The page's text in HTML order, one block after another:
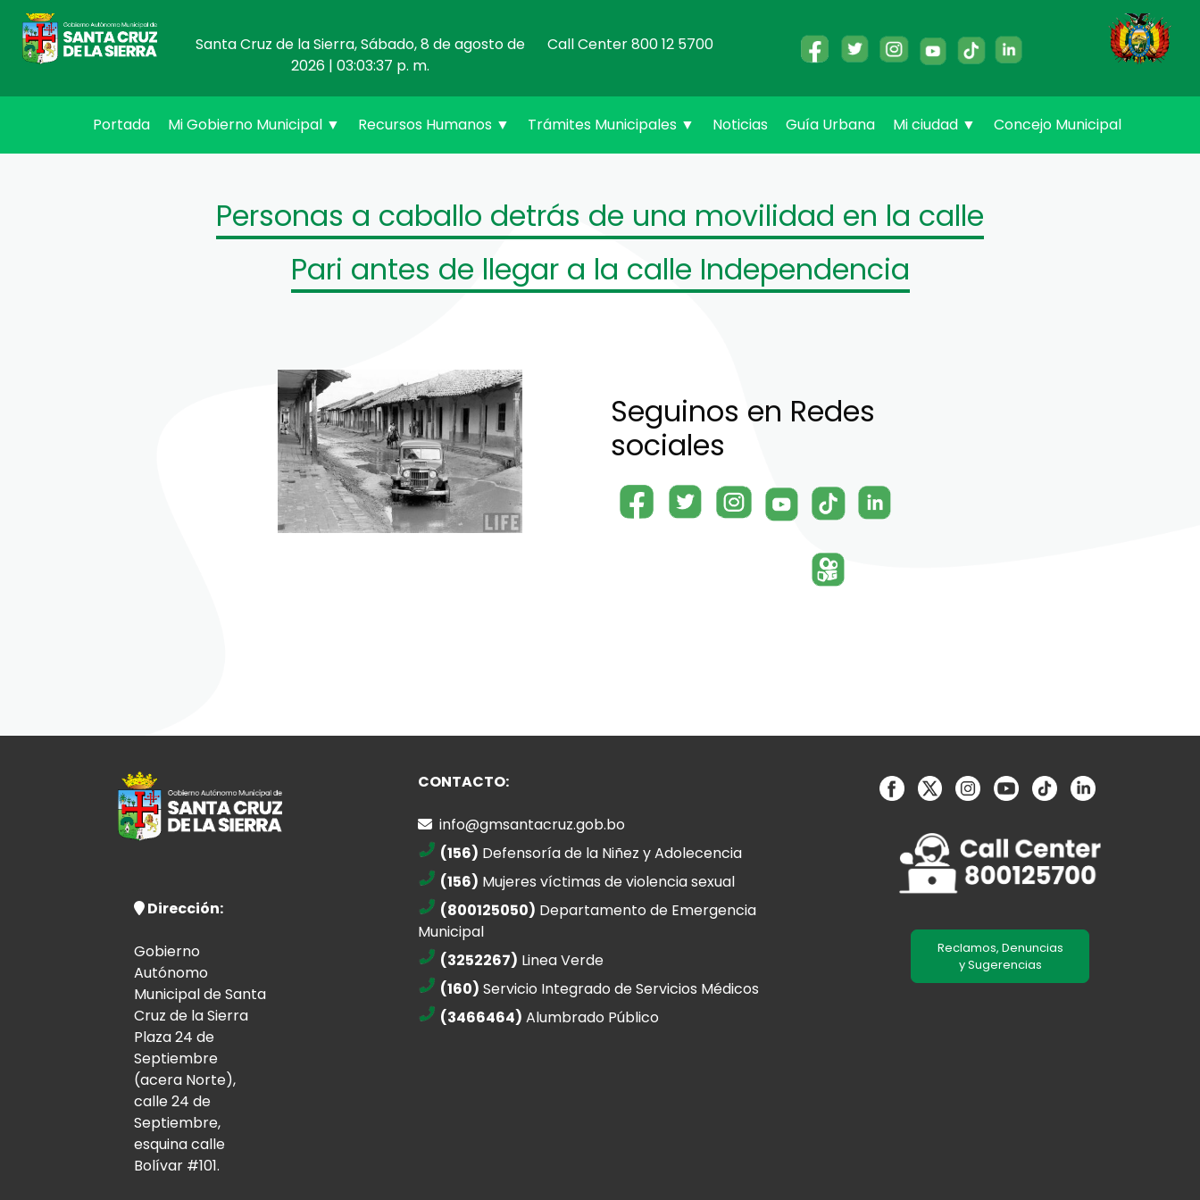
Santa Cruz de la Sierra, Sábado, 8 de agosto de
2026 | 03:03:37 p. m.
Call Center 800 12 5700
Portada(current)
Mi Gobierno Municipal ▼ Recursos Humanos ▼ Trámites Municipales ▼ Noticias Guía Urbana Mi ciudad ▼ Concejo Municipal
Personas a caballo detrás de una movilidad en la calle
Pari antes de llegar a la calle Independencia
Seguinos en Redes
sociales
Dirección:
Gobierno
Autónomo
Municipal de Santa
Cruz de la Sierra
Plaza 24 de
Septiembre
(acera Norte),
calle 24 de
Septiembre,
esquina calle
Bolívar #101.
CONTACTO:
info@gmsantacruz.gob.bo
(156) Defensoría de la Niñez y Adolecencia
(156) Mujeres víctimas de violencia sexual
(800125050) Departamento de Emergencia
Municipal
(3252267) Linea Verde
(160) Servicio Integrado de Servicios Médicos
(3466464) Alumbrado Público
Reclamos, Denuncias
y Sugerencias